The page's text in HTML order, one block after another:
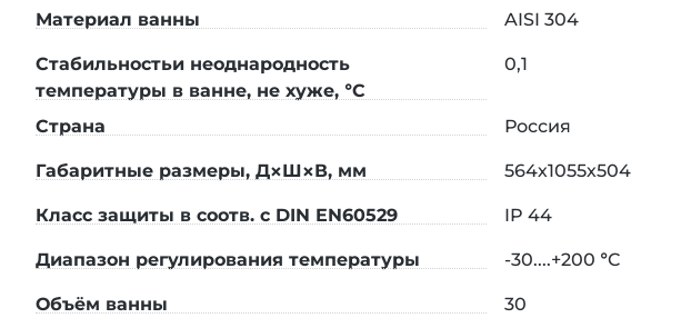
Криоконсервация биологических образцов, клеток, тканей
Учебные и сертификационные лаборатории вузов
Рабочие жидкости и опции:
Криостат поддерживает работу с дистиллированной водой
Доступные опции:расширенный нагрев до +200°C (режим
Материал ванны AISI 304
Стабильностьи неоднародность
температуры в ванне, не хуже, °C
0,1
Страна Россия
Габаритные размеры, Д×Ш×В, мм 564х1055х504
Класс защиты в соотв. с DIN EN60529 IP 44
Диапазон регулирования температуры -30....+200 °C
Объём ванны 30